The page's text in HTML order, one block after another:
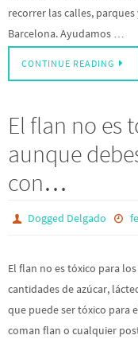
recorrer las calles,
Barcelona. Ayudamos …
CONTINUE READING
El flan no es
aunque
con…
Dogged Delgado
El flan no es tóxico para
cantidades de azúcar,
que puede ser tóxico para
coman flan o cualquier